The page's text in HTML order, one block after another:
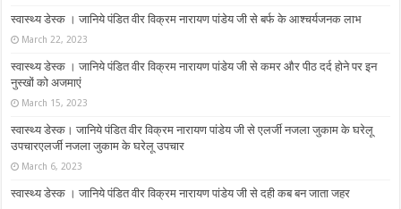
स्वास्थ्य डेस्क । जानिये पंडित वीर विक्रम नारायण पांडेय जी से बर्फ के आश्चर्यजनक लाभ
March 22, 2023
स्वास्थ्य डेस्क । जानिये पंडित वीर विक्रम नारायण पांडेय जी से कमर और पीठ दर्द होने पर इन
नुस्‍खों को अजमाएं
March 15, 2023
स्वास्थ्य डेस्क। जानिये पंडित वीर विक्रम नारायण पांडेय जी से एलर्जी नजला जुकाम के घरेलू
उपचारएलर्जी नजला जुकाम के घरेलू उपचार
March 6, 2023
स्वास्थ्य डेस्क । जानिये पंडित वीर विक्रम नारायण पांडेय जी से दही कब बन जाता जहर